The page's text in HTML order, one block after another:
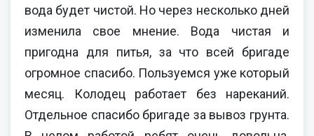
вода будет чистой. Но через несколько дней
изменила свое мнение. Вода чистая и
пригодна для питья, за что всей бригаде
огромное спасибо. Пользуемся уже который
месяц. Колодец работает без нареканий.
Отдельное спасибо бригаде за вывоз грунта.